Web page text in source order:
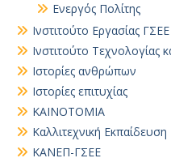
Ενεργός Πολίτης
Ινστιτούτο Εργασίας ΓΣΕΕ
Ινστιτούτο Τεχνολογίας
Ιστορίες ανθρώπων
Ιστορίες επιτυχίας
ΚΑΙΝΟΤΟΜΙΑ
Καλλιτεχνική Εκπαίδευση
ΚΑΝΕΠ-ΓΣΕΕ